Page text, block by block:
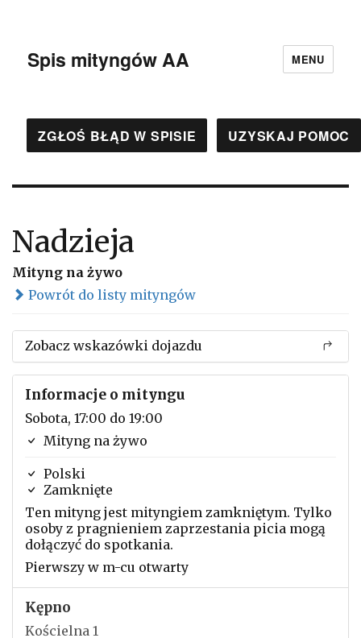
Spis mityngów AA MENU
ZGŁOŚ BŁĄD W SPISIE UZYSKAJ POMOC
Nadzieja
Mityng na żywo
Powrót do listy mityngów
Zobacz wskazówki dojazdu
Informacje o mityngu
Sobota, 17:00 do 19:00
Mityng na żywo
Polski
Zamknięte
Ten mityng jest mityngiem zamkniętym. Tylko
osoby z pragnieniem zaprzestania picia mogą
dołączyć do spotkania.
Pierwszy w m-cu otwarty
Kępno
Kościelna 1